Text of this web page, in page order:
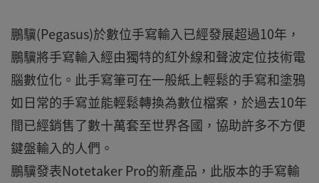
鵬驥(Pegasus)於數位手寫輸入已經發展超過10年，
鵬驥將手寫輸入經由獨特的紅外線和聲波定位技術電
腦數位化。此手寫筆可在一般紙上輕鬆的手寫和塗鴉
如日常的手寫並能輕鬆轉換為數位檔案，於過去10年
間已經銷售了數十萬套至世界各國，協助許多不方便
鍵盤輸入的人們。
鵬驥發表Notetaker Pro的新產品，此版本的手寫輸